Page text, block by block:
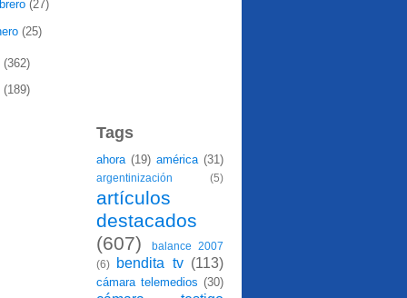
(27)
(25)
(362)
(189)
Tags
ahora (19) américa (31)
argentinización (5)
artículos
destacados
(607)
balance 2007
(6)
bendita tv (113)
cámara telemedios (30)